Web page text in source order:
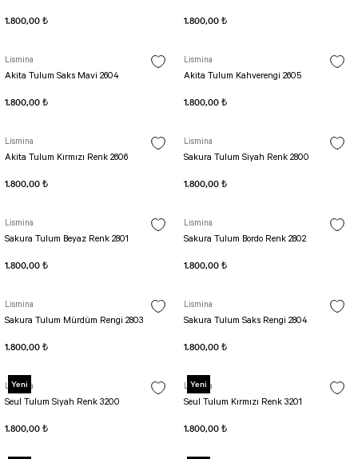
1.800,00 ₺ 1.800,00 ₺
Lismina
Akita Tulum Saks Mavi 2604
1.800,00 ₺
Lismina
Akita Tulum Kahverengi 2605
1.800,00 ₺
Lismina
Akita Tulum Kırmızı Renk 2606
1.800,00 ₺
Lismina
Sakura Tulum Siyah Renk 2800
1.800,00 ₺
Lismina
Sakura Tulum Beyaz Renk 2801
1.800,00 ₺
Lismina
Sakura Tulum Bordo Renk 2802
1.800,00 ₺
Lismina
Sakura Tulum Mürdüm Rengi 2803
1.800,00 ₺
Lismina
Sakura Tulum Saks Rengi 2804
1.800,00 ₺
Yeni
Lismina
Seul Tulum Siyah Renk 3200
1.800,00 ₺
Yeni
Lismina
Seul Tulum Kırmızı Renk 3201
1.800,00 ₺